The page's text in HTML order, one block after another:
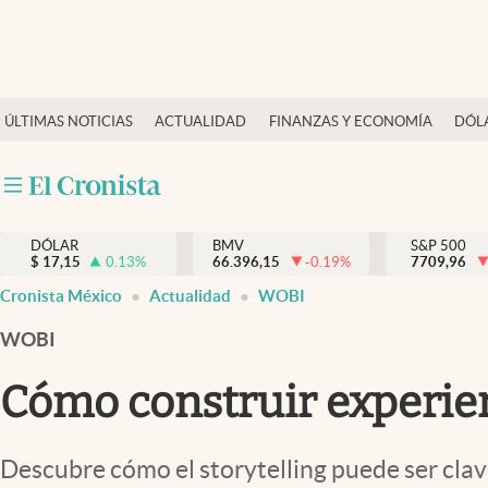
ÚLTIMAS NOTICIAS ACTUALIDAD FINANZAS Y ECONOMÍA
Actualidad
Internacionales
Opinión
Brand Strategy
Vida y estilo
Tv
DÓLAR
$ 17,15 0.13%
BMV
66.396,15
-0.19%
S&P 500
7709,96
Cronista México Actualidad WOBI
WOBI
Cómo construir
Descubre cómo el storytelling puede ser